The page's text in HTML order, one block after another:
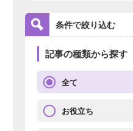
条件で絞り込む
記事の種類から探す
全て
お役立ち